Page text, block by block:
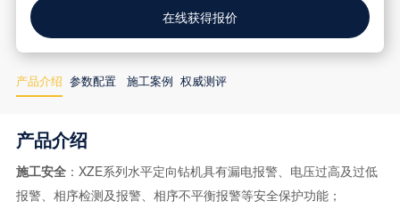
在线获得报价
产品介绍 参数配置 施工案例 权威测评
产品介绍
施工安全：XZE系列水平定向钻机具有漏电报警、电压过高及过低
报警、相序检测及报警、相序不平衡报警等安全保护功能；